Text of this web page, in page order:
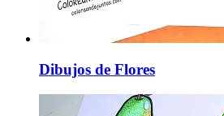
Dibujos de Flores